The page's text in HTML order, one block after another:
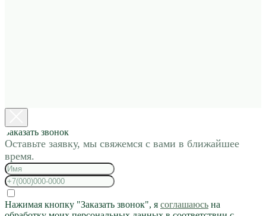
Заказать звонок
Оставьте заявку, мы свяжемся с вами в ближайшее
время.
Нажимая кнопку "Заказать звонок", я соглашаюсь на